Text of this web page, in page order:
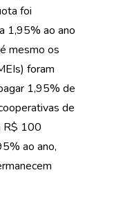
foi
1,95% ao ano
mesmo os
foram
1,95% de
de
R$ 100
ao ano,